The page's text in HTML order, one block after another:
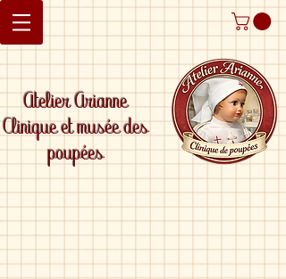
Atelier Arianne
Clinique et musée des
poupées